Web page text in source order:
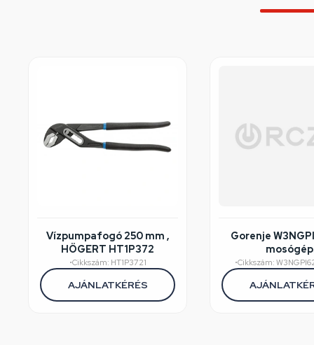
Vízpumpafogó 250 mm ,
HÖGERT HT1P372
•Cikkszám: HT1P3721
AJÁNLATKÉRÉS
Gorenje
mosógép
felújított/
•Cikkszám: